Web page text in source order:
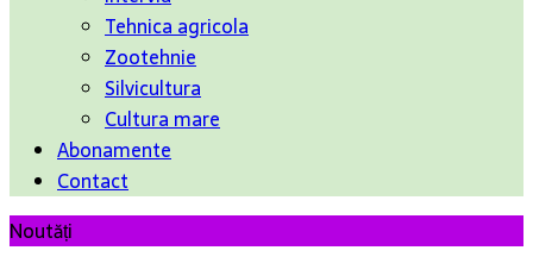
Tehnica agricola
Zootehnie
Silvicultura
Cultura mare
Abonamente
Contact
Noutăți